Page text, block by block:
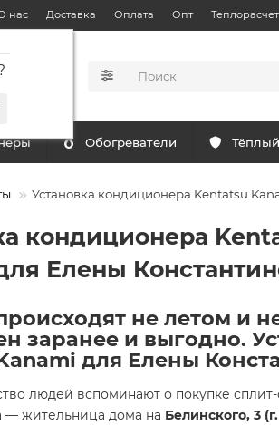
нас Доставка Оплата Опт Теплорасчет
Обогреватели
Установка кондиционера Kentatsu
кондиционера
Елены
не летом и
заранее и выгодно.
для Елены
людей вспоминают о покупке
— жительница дома на Белинского, 3